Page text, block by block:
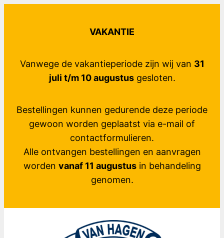
VAKANTIE
Vanwege de vakantieperiode zijn wij van 31
juli t/m 10 augustusgesloten.
Bestellingen kunnen gedurende deze periode
gewoon worden geplaatst via e-mail of
contactformulieren.
Alle ontvangen bestellingen en aanvragen
worden vanaf 11 augustusin behandeling
genomen.